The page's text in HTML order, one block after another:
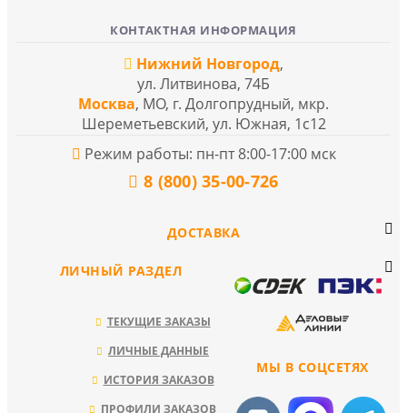
КОНТАКТНАЯ ИНФОРМАЦИЯ
Нижний Новгород,
ул. Литвинова, 74Б
Москва, МО, г. Долгопрудный, мкр.
Шереметьевский, ул. Южная, 1с12
Режим работы: пн-пт 8:00-17:00 мск
8 (800) 35-00-726
ДОСТАВКА
МЫ В СОЦСЕТЯХ
ЛИЧНЫЙ РАЗДЕЛ
ТЕКУЩИЕ ЗАКАЗЫ
ЛИЧНЫЕ ДАННЫЕ
ИСТОРИЯ ЗАКАЗОВ
ПРОФИЛИ ЗАКАЗОВ